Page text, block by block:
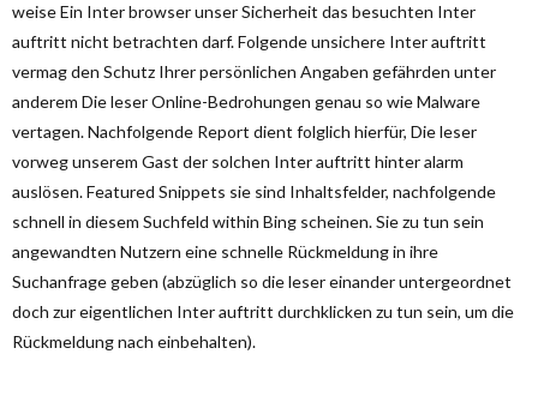
weise Ein Inter browser unser Sicherheit das besuchten Inter
auftritt nicht betrachten darf. Folgende unsichere Inter auftritt
vermag den Schutz Ihrer persönlichen Angaben gefährden unter
anderem Die leser Online-Bedrohungen genau so wie Malware
vertagen. Nachfolgende Report dient folglich hierfür, Die leser
vorweg unserem Gast der solchen Inter auftritt hinter alarm
auslösen. Featured Snippets sie sind Inhaltsfelder, nachfolgende
schnell in diesem Suchfeld within Bing scheinen. Sie zu tun sein
angewandten Nutzern eine schnelle Rückmeldung in ihre
Suchanfrage geben (abzüglich so die leser einander untergeordnet
doch zur eigentlichen Inter auftritt durchklicken zu tun sein, um die
Rückmeldung nach einbehalten).